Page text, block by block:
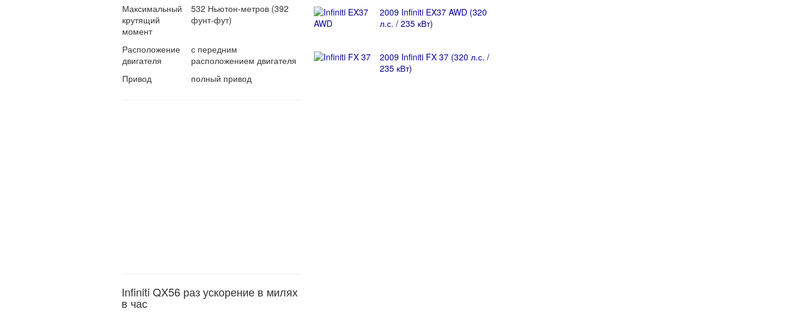
Максимальный
крутящий
момент
532 Ньютон-метров (392
фунт-фут)
Расположение
двигателя
с передним
расположением двигателя
Привод
полный привод
Infiniti QX56 раз ускорение в милях
в час
2009 Infiniti EX37 AWD (320
л.с. / 235 кВт)
2009 Infiniti FX 37 (320 л.с. /
235 кВт)